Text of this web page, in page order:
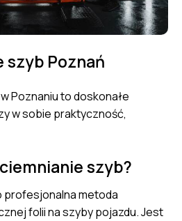
szyb Poznań
w Poznaniu to doskonałe
w sobie praktyczność,
szyb?
profesjonalna metoda
folii na szyby pojazdu. Jest